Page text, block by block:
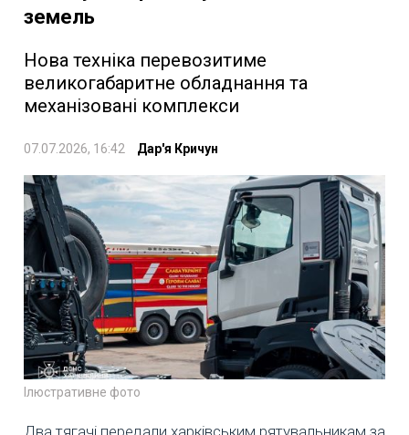
земель
Нова техніка перевозитиме
великогабаритне обладнання та
механізовані комплекси
07.07.2026, 16:42 Дар'я Кричун
Ілюстративне фото